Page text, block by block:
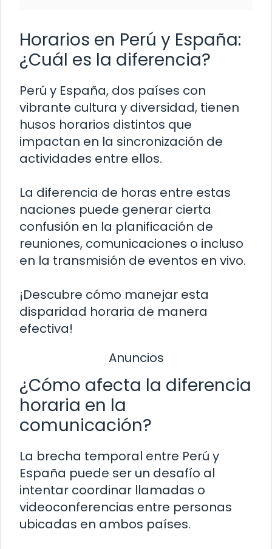
Horarios en Perú y España:
¿Cuál es la diferencia?
Perú y España, dos países con
vibrante cultura y diversidad, tienen
husos horarios distintos que
impactan en la sincronización de
actividades entre ellos.
La diferencia de horas entre estas
naciones puede generar cierta
confusión en la planificación de
reuniones, comunicaciones o incluso
en la transmisión de eventos en vivo.
¡Descubre cómo manejar esta
disparidad horaria de manera
efectiva!
Anuncios
¿Cómo afecta la diferencia
horaria en la
comunicación?
La brecha temporal entre Perú y
España puede ser un desafío al
intentar coordinar llamadas o
videoconferencias entre personas
ubicadas en ambos países.